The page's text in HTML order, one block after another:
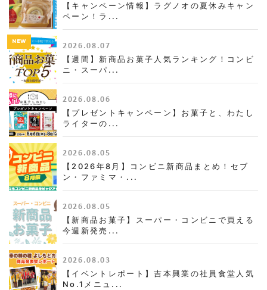
【キャンペーン情報】ラグノオの夏休みキャン
ペーン！ラ...
NEW 2026.08.07
【週間】新商品お菓子人気ランキング！コンビ
ニ・スーパ...
2026.08.06
【プレゼントキャンペーン】お菓子と、わたし
ライターの...
2026.08.05
【2026年8月】コンビニ新商品まとめ！セブ
ン・ファミマ・...
2026.08.05
【新商品お菓子】スーパー・コンビニで買える
今週新発売...
2026.08.03
【イベントレポート】吉本興業の社員食堂人気
No.1メニュ...